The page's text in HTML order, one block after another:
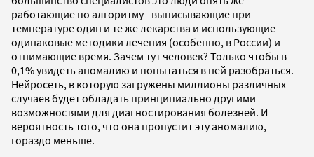
работающие по алгоритму - выписывающие при
температуре один и те же лекарства и использующие
одинаковые методики лечения (особенно, в России) и
отнимающие время. Зачем тут человек? Только чтобы в
0,1% увидеть аномалию и попытаться в ней разобраться.
Нейросеть, в которую загружены миллионы различных
случаев будет обладать принципиально другими
возможностями для диагностирования болезней. И
вероятность того, что она пропустит эту аномалию,
гораздо меньше.